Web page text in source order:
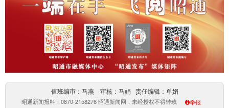
值班编审：马燕 审核：马娟 责任编辑：单娟
昭通新闻报料：0870-2158276 昭通新闻网，未经授权不得转载 举报